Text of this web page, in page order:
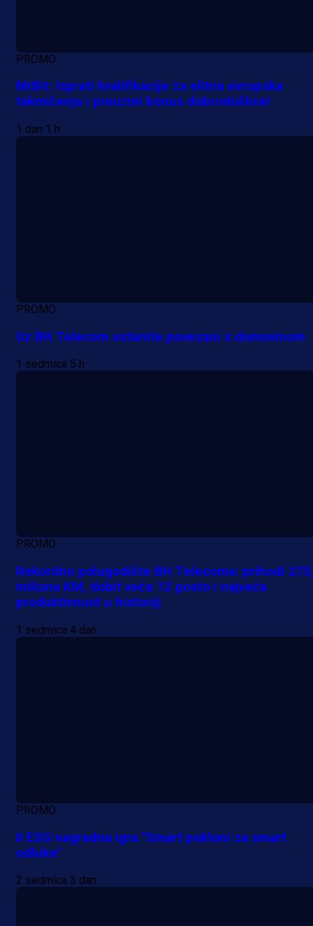
PROMO
MrBit: Isprati kvalifikacije za elitna evropska
takmičenja i preuzmi bonus dobrodošlice!
1 dan 1 h
PROMO
Uz BH Telecom ostanite povezani s domovinom
1 sedmica 5 h
PROMO
Rekordno polugodište BH Telecoma: prihodi
miliona KM, dobit veća 12 posto i najveća
produktivnost u historiji
1 sedmica 4 dan
PROMO
II ESG nagradna igra "Smart pokloni za smart
odluke"
2 sedmica 3 dan